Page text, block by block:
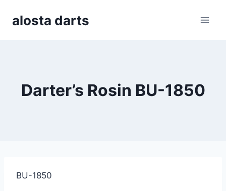
alosta darts
Darter’s Rosin BU-1850
BU-1850